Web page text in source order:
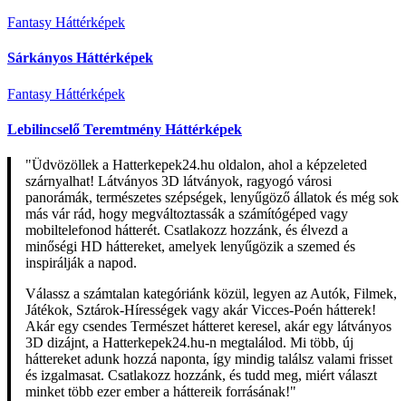
Fantasy Háttérképek
Sárkányos Háttérképek
Fantasy Háttérképek
Lebilincselő Teremtmény Háttérképek
"Üdvözöllek a Hatterkepek24.hu oldalon, ahol a képzeleted
szárnyalhat! Látványos 3D látványok, ragyogó városi
panorámák, természetes szépségek, lenyűgöző állatok és még sok
más vár rád, hogy megváltoztassák a számítógéped vagy
mobiltelefonod hátterét. Csatlakozz hozzánk, és élvezd a
minőségi HD háttereket, amelyek lenyűgözik a szemed és
inspirálják a napod.
Válassz a számtalan kategóriánk közül, legyen az Autók, Filmek,
Játékok, Sztárok-Hírességek vagy akár Vicces-Poén hátterek!
Akár egy csendes Természet hátteret keresel, akár egy látványos
3D dizájnt, a Hatterkepek24.hu-n megtalálod. Mi több, új
háttereket adunk hozzá naponta, így mindig találsz valami frisset
és izgalmasat. Csatlakozz hozzánk, és tudd meg, miért választ
minket több ezer ember a háttereik forrásának!"